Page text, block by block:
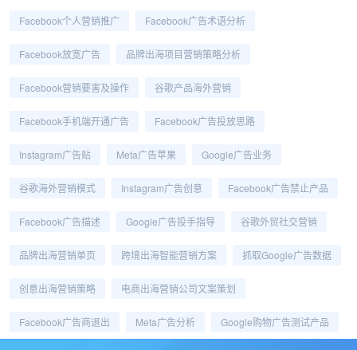
Facebook个人营销推广 Facebook广告术语分析
Facebook放宽广告 品牌出海项目营销策略分析
Facebook营销要害及操作 谷歌产品海外营销
Facebook手机端开通广告 Facebook广告投放思路
Instagram广告贴 Meta广告苹果 Google广告业务
谷歌海外营销模式 Instagram广告创意 Facebook广告禁止产品
Facebook广告描述 Google广告投手指导 谷歌外贸社交营销
品牌出海营销单页 跨境出海智能营销方案 抓取Google广告数据
创意出海营销策略 电商出海营销公司文案策划
Facebook广告商退出 Meta广告分析 Google购物广告测试产品